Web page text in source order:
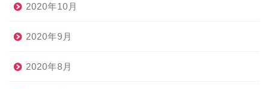
2020年10月
2020年9月
2020年8月